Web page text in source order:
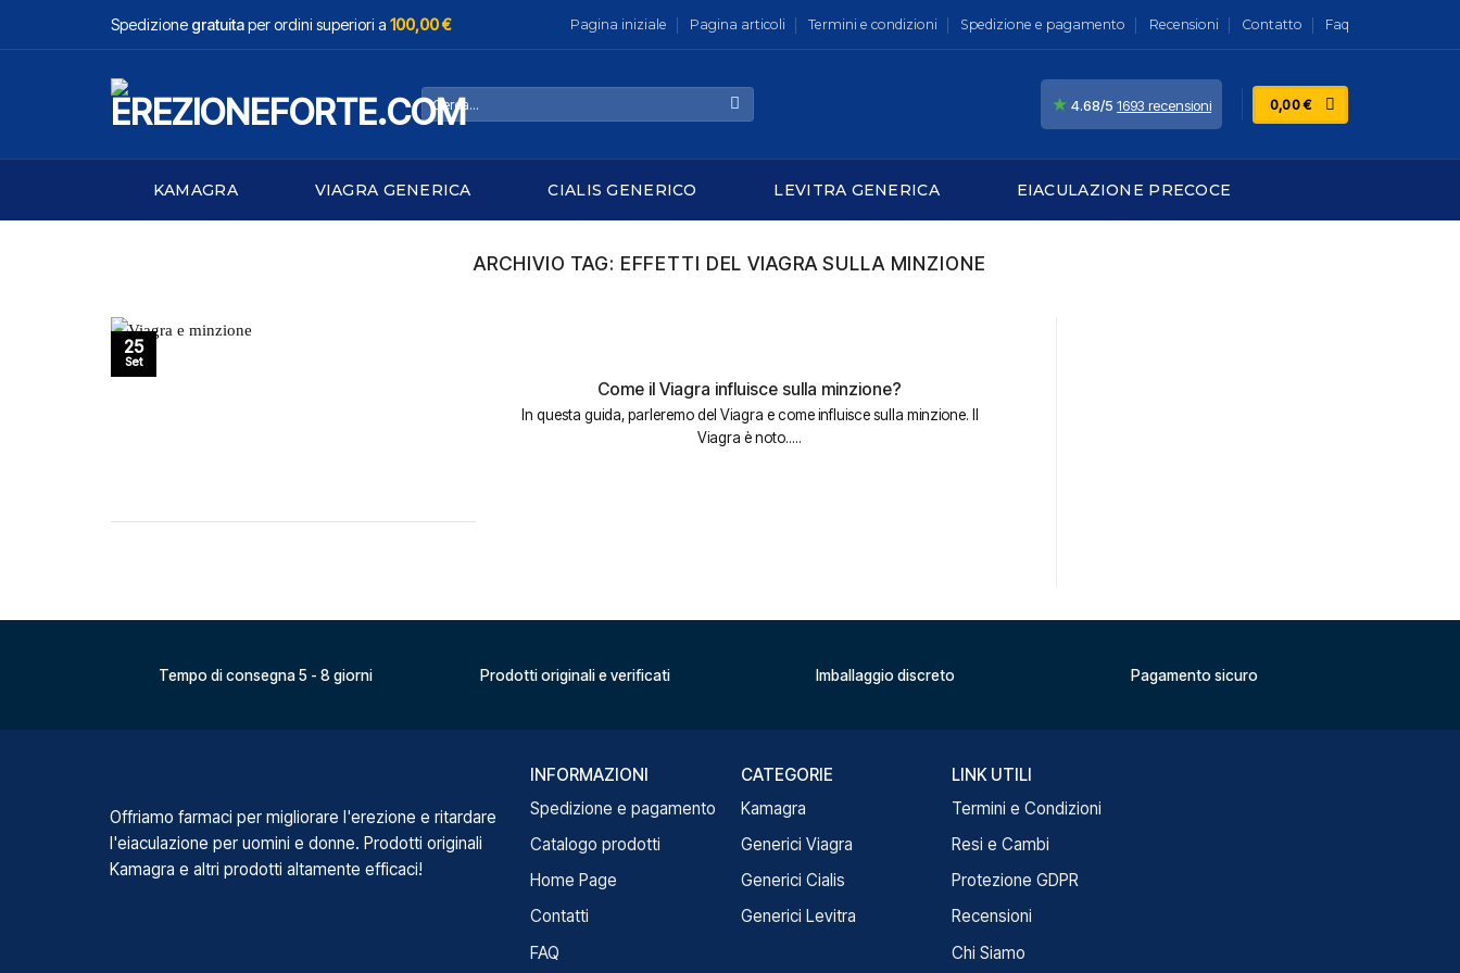
Spedizione gratuitaper ordini superiori a 100,00 € Pagina iniziale Pagina articoli Termini e condizioni Spedizione e pagamento Recensioni Contatto Faq
Cerca: ★ 4.68/5 1693 recensioni 0,00€
KAMAGRA VIAGRA GENERICA CIALIS GENERICO LEVITRA GENERICA EIACULAZIONE PRECOCE
ARCHIVIO TAG: EFFETTI DEL VIAGRA SULLA MINZIONE
Come il Viagra influisce sulla minzione?
In questa guida, parleremo del Viagra e come influisce sulla minzione. Il
Viagra è noto.....
25
Set
Tempo di consegna 5 - 8 giorni Prodotti originali e verificati Imballaggio discreto Pagamento sicuro
Offriamo farmaci per migliorare l'erezione e ritardare
l'eiaculazione per uomini e donne. Prodotti originali
Kamagra e altri prodotti altamente efficaci!
INFORMAZIONI
Spedizione e pagamento
Catalogo prodotti
Home Page
Contatti
FAQ
CATEGORIE
Kamagra
Generici Viagra
Generici Cialis
Generici Levitra
LINK UTILI
Termini e Condizioni
Resi e Cambi
Protezione GDPR
Recensioni
Chi Siamo